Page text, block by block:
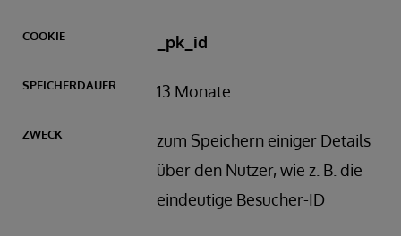
_pk_id
13 Monate
zum Speichern einiger Details
über den Nutzer, wie z. B. die
eindeutige Besucher-ID